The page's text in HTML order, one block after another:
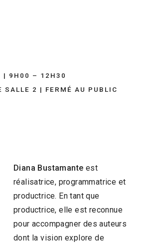
| 9H00 – 12H30
SALLE 2 | FERMÉ AU PUBLIC
Diana Bustamante est
réalisatrice, programmatrice et
productrice. En tant que
productrice, elle est reconnue
pour accompagner des auteurs
dont la vision explore de